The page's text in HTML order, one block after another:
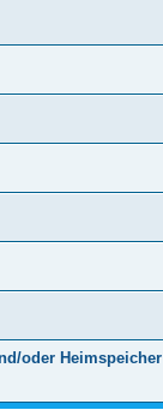
oder Heimspeicher